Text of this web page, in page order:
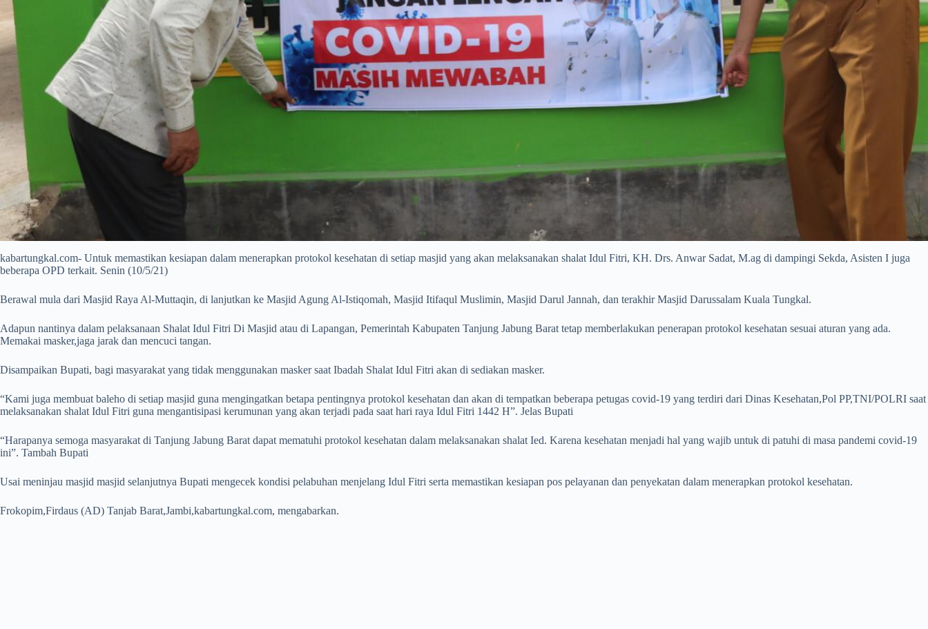
kabartungkal.com- Untuk memastikan kesiapan dalam menerapkan protokol kesehatan di setiap masjid yang akan melaksanakan shalat Idul Fitri, KH. Drs. Anwar Sadat, M.ag di dampingi Sekda, Asisten I juga
beberapa OPD terkait. Senin (10/5/21)
Berawal mula dari Masjid Raya Al-Muttaqin, di lanjutkan ke Masjid Agung Al-Istiqomah, Masjid Itifaqul Muslimin, Masjid Darul Jannah, dan terakhir Masjid Darussalam Kuala Tungkal.
Adapun nantinya dalam pelaksanaan Shalat Idul Fitri Di Masjid atau di Lapangan, Pemerintah Kabupaten Tanjung Jabung Barat tetap memberlakukan penerapan protokol kesehatan sesuai aturan yang ada.
Memakai masker,jaga jarak dan mencuci tangan.
Disampaikan Bupati, bagi masyarakat yang tidak menggunakan masker saat Ibadah Shalat Idul Fitri akan di sediakan masker.
“Kami juga membuat baleho di setiap masjid guna mengingatkan betapa pentingnya protokol kesehatan dan akan di tempatkan beberapa petugas covid-19 yang terdiri dari Dinas Kesehatan,Pol PP,TNI/POLRI saat
melaksanakan shalat Idul Fitri guna mengantisipasi kerumunan yang akan terjadi pada saat hari raya Idul Fitri 1442 H”. Jelas Bupati
“Harapanya semoga masyarakat di Tanjung Jabung Barat dapat mematuhi protokol kesehatan dalam melaksanakan shalat Ied. Karena kesehatan menjadi hal yang wajib untuk di patuhi di masa pandemi covid-19
ini”. Tambah Bupati
Usai meninjau masjid masjid selanjutnya Bupati mengecek kondisi pelabuhan menjelang Idul Fitri serta memastikan kesiapan pos pelayanan dan penyekatan dalam menerapkan protokol kesehatan.
Frokopim,Firdaus (AD) Tanjab Barat,Jambi,kabartungkal.com, mengabarkan.